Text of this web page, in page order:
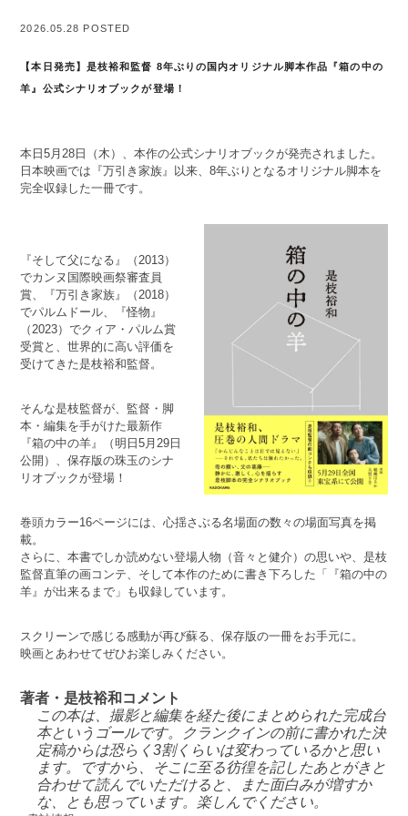
2026.05.28 POSTED
【本日発売】是枝裕和監督 8年ぶりの国内オリジナル脚本作品『箱の中の
羊』公式シナリオブックが登場！
本日5月28日（木）、本作の公式シナリオブックが発売されました。
日本映画では『万引き家族』以来、8年ぶりとなるオリジナル脚本を
完全収録した一冊です。
『そして父になる』（2013）
でカンヌ国際映画祭審査員
賞、『万引き家族』（2018）
でパルムドール、『怪物』
（2023）でクィア・パルム賞
受賞と、世界的に高い評価を
受けてきた是枝裕和監督。
そんな是枝監督が、監督・脚
本・編集を手がけた最新作
『箱の中の羊』（明日5月29日
公開）、保存版の珠玉のシナ
リオブックが登場！
巻頭カラー16ページには、心揺さぶる名場面の数々の場面写真を掲
載。
さらに、本書でしか読めない登場人物（音々と健介）の思いや、是枝
監督直筆の画コンテ、そして本作のために書き下ろした「『箱の中の
羊』が出来るまで」も収録しています。
スクリーンで感じる感動が再び蘇る、保存版の一冊をお手元に。
映画とあわせてぜひお楽しみください。
著者・是枝裕和コメント
この本は、撮影と編集を経た後にまとめられた完成台
本というゴールです。クランクインの前に書かれた決
定稿からは恐らく3割くらいは変わっているかと思い
ます。ですから、そこに至る彷徨を記したあとがきと
合わせて読んでいただけると、また面白みが増すか
な、とも思っています。楽しんでください。